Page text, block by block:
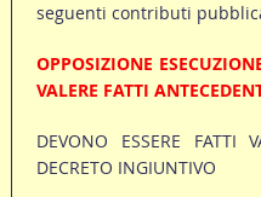
seguenti contributi
OPPOSIZIONE
VALERE FATTI
DEVONO ESSERE FATTI
DECRETO INGIUNTIVO